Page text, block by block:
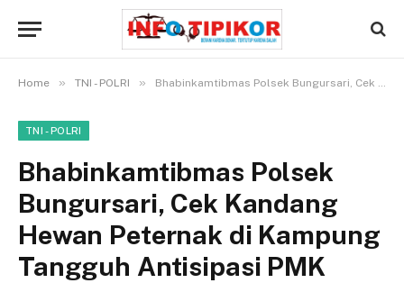
Home » TNI - POLRI » Bhabinkamtibmas Polsek Bungursari, Cek Kandang Hewan Peternak di Kampung Tangguh Antisipasi PMK
TNI - POLRI
Bhabinkamtibmas Polsek
Bungursari, Cek Kandang
Hewan Peternak di Kampung
Tangguh Antisipasi PMK